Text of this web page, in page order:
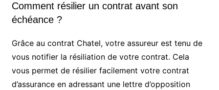
Comment résilier un contrat avant son
échéance ?
Grâce au contrat Chatel, votre assureur est tenu de
vous notifier la résiliation de votre contrat. Cela
vous permet de résilier facilement votre contrat
d’assurance en adressant une lettre d’opposition